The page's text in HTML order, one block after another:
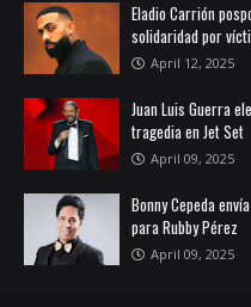
Eladio Carrión
solidaridad por
April 12, 2025
Juan Luis Guerra
tragedia en Jet Set
April 09, 2025
Bonny Cepeda
para Rubby Pérez
April 09, 2025